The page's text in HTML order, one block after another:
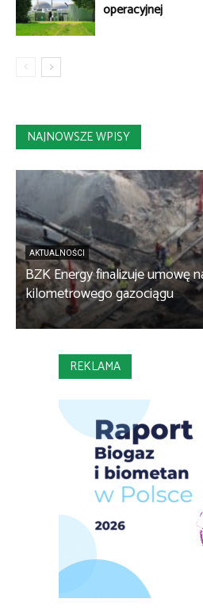
operacyjnej
NAJNOWSZE WPISY
AKTUALNOŚCI
BZK Energy finalizuje umowę
kilometrowego gazociągu
REKLAMA